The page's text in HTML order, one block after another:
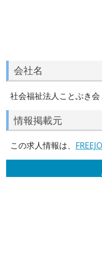
会社名
社会福祉法人ことぶき会
情報掲載元
この求人情報は、